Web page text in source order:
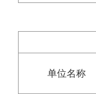
单位名称